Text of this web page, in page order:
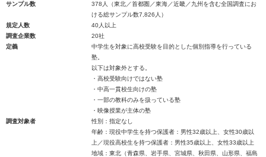
サンプル数
378人（東北／首都圏／東海／近畿／九州を含む全国調査にお
ける総サンプル数7,826人）
規定人数
40人以上
調査企業数
20社
定義
中学生を対象に高校受験を目的とした個別指導を行っている
塾。
以下は対象外とする。
・高校受験向けではない塾
・中高一貫校生向けの塾
・一部の教科のみを扱っている塾
・映像授業が主体の塾
調査対象者
性別：指定なし
年齢：現役中学生を持つ保護者：男性32歳以上、女性30歳以
上／現役高校生を持つ保護者：男性35歳以上、女性33歳以上
地域：東北（青森県、岩手県、宮城県、秋田県、山形県、福島